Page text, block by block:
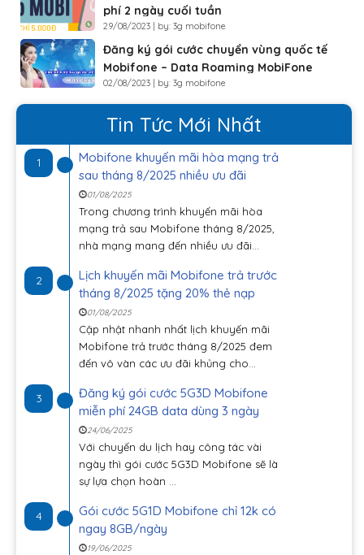
phí 2 ngày cuối tuần
29/08/2023 | by: 3g mobifone
Đăng ký gói cước chuyển vùng quốc tế
Mobifone – Data Roaming MobiFone
02/08/2023 | by: 3g mobifone
Tin Tức Mới Nhất
1
Mobifone khuyến mãi hòa mạng trả
sau tháng 8/2025 nhiều ưu đãi
01/08/2025
Trong chương trình khuyến mãi hòa
mạng trả sau Mobifone tháng 8/2025,
nhà mạng mang đến nhiều ưu đãi...
2
Lịch khuyến mãi Mobifone trả trước
tháng 8/2025 tặng 20% thẻ nạp
01/08/2025
Cập nhật nhanh nhất lịch khuyến mãi
Mobifone trả trước tháng 8/2025 đem
đến vô vàn các ưu đãi khủng cho...
3
Đăng ký gói cước 5G3D Mobifone
miễn phí 24GB data dùng 3 ngày
24/06/2025
Với chuyến du lịch hay công tác vài
ngày thì gói cước 5G3D Mobifone sẽ là
sự lựa chọn hoàn ...
4
Gói cước 5G1D Mobifone chỉ 12k có
ngay 8GB/ngày
19/06/2025